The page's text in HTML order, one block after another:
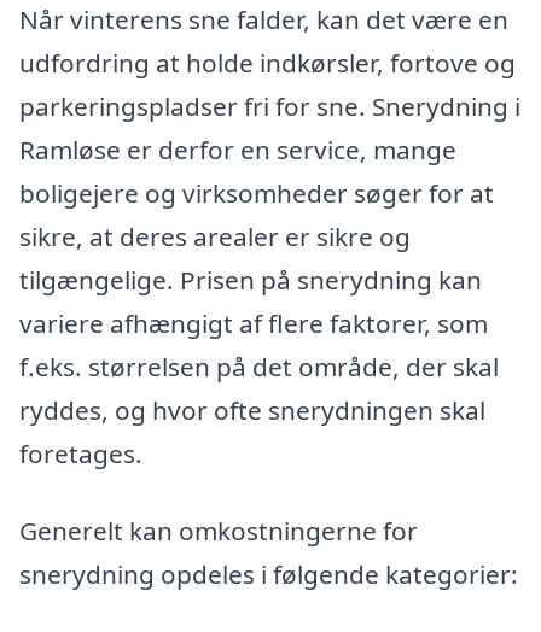
Når vinterens sne falder, kan det være en
udfordring at holde indkørsler, fortove og
parkeringspladser fri for sne. Snerydning i
Ramløse er derfor en service, mange
boligejere og virksomheder søger for at
sikre, at deres arealer er sikre og
tilgængelige. Prisen på snerydning kan
variere afhængigt af flere faktorer, som
f.eks. størrelsen på det område, der skal
ryddes, og hvor ofte snerydningen skal
foretages.
Generelt kan omkostningerne for
snerydning opdeles i følgende kategorier: